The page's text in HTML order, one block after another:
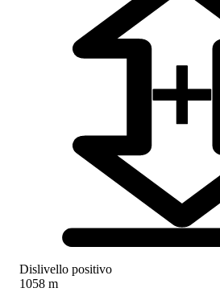
Dislivello positivo
1058 m